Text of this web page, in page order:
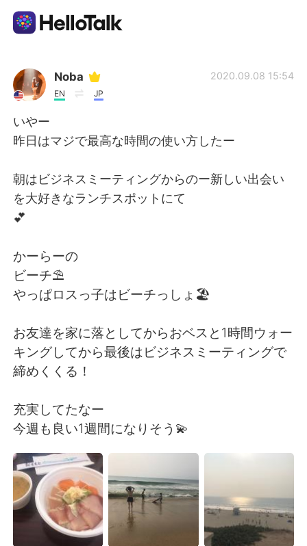
App di scambio linguistico
Italiano
English 简体中文
العربية
한국어 Русский
ไทย
Türkçe
Noba
EN JP
2020.09.08 15:54
いやー
昨日はマジで最高な時間の使い方したー
朝はビジネスミーティングからのー新しい出会い
を大好きなランチスポットにて
💕
かーらーの
ビーチ⛱
やっぱロスっ子はビーチっしょ🏖
お友達を家に落としてからおベスと1時間ウォー
キングしてから最後はビジネスミーティングで
締めくくる！
充実してたなー
今週も良い1週間になりそう💫